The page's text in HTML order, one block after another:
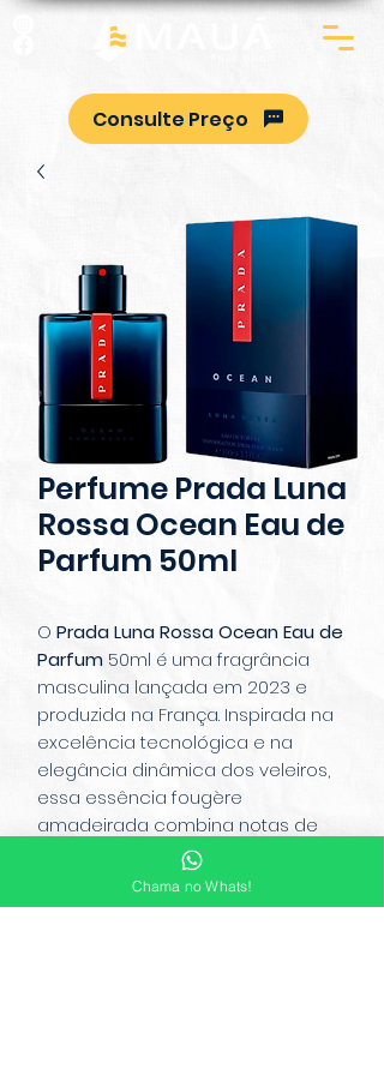
Consulte Preço
Perfume Prada Luna
Rossa Ocean Eau de
Parfum 50ml
O Prada Luna Rossa Ocean Eau de
Parfum 50ml é uma fragrância
masculina lançada em 2023 e
produzida na França. Inspirada na
excelência tecnológica e na
elegância dinâmica dos veleiros,
essa essência fougère
amadeirada combina notas de
topo de essência de toranja;
coração de incenso amadeirado; e
fundo de baunilha e
Chama no Whats!